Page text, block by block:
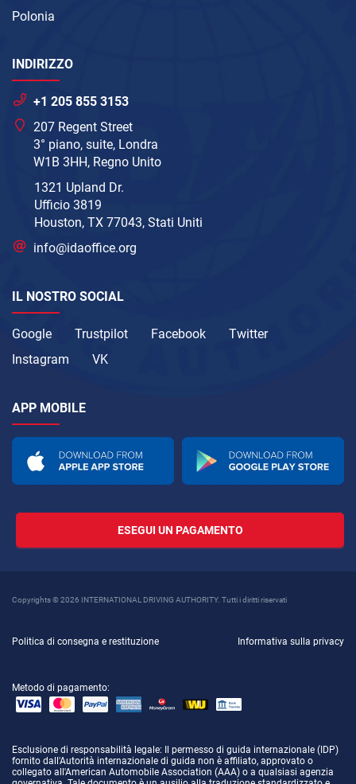
Polonia
INDIRIZZO
+1 205 855 3153
207 Regent Street
3° piano, suite, Londra
W1B 3HH, Regno Unito
1321 Upland Dr.
Ufficio 3819
Houston, TX 77043, Stati Uniti
info@idaoffice.org
IL NOSTRO SOCIAL
Google Trustpilot Facebook
Twitter
Instagram
VK
APP MOBILE
ESEGUI UN PAGAMENTO
Copyrights © 2026 INTERNATIONAL DRIVING AUTHORITY. Tutti i diritti riservati
Politica di consegna e restituzione Informativa sulla privacy
Metodo di pagamento:
Esclusione di responsabilità legale: Il permesso di guida internazionale (IDP)
fornito dall'Autorità internazionale di guida non è affiliato, approvato o
collegato all'American Automobile Association (AAA) o a qualsiasi agenzia